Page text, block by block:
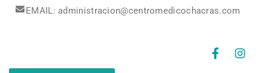
EMAIL: administracion@centromedicochacras.com